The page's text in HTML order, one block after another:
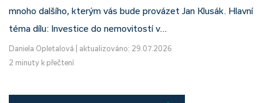
mnoho dalšího, kterým vás bude provázet Jan Klusák. Hlavní
téma dílu: Investice do nemovitostí v…
Daniela Opletalová
aktualizováno: 29.07.2026
2 minuty k přečtení